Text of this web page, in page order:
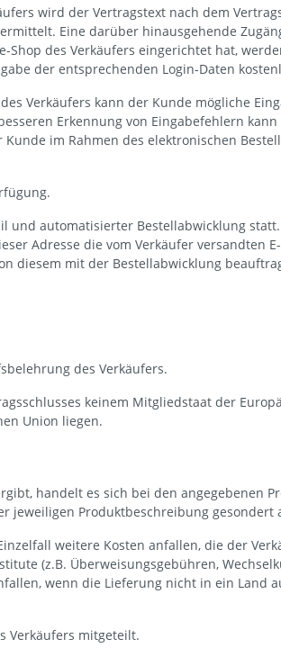
wird der Vertragstext nach dem
Eine darüber hinausgehende
des Verkäufers eingerichtet hat,
der entsprechenden Login-Daten
Verkäufers kann der Kunde mögliche
Erkennung von Eingabefehlern
im Rahmen des elektronischen
und automatisierter Bestellabwicklung
Adresse die vom Verkäufer versandten
diesem mit der Bestellabwicklung
des Verkäufers.
keinem Mitgliedstaat der
Union liegen.
handelt es sich bei den angegebenen
jeweiligen Produktbeschreibung gesondert
weitere Kosten anfallen, die der
(z.B. Überweisungsgebühren,
wenn die Lieferung nicht in ein
Verkäufers mitgeteilt.